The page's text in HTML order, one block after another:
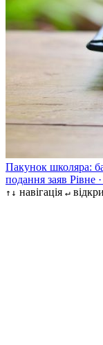
Пакунок школяра:
подання заяв Рівне
↑↓ навігація ↵